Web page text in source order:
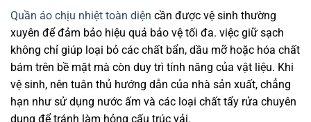
Quần áo chịu nhiệt toàn diện cần được vệ sinh thường
xuyên để đảm bảo hiệu quả bảo vệ tối đa. việc giữ sạch
không chỉ giúp loại bỏ các chất bẩn, dầu mỡ hoặc hóa chất
bám trên bề mặt mà còn duy trì tính năng của vật liệu. Khi
vệ sinh, nên tuân thủ hướng dẫn của nhà sản xuất, chẳng
hạn như sử dụng nước ấm và các loại chất tẩy rửa chuyên
dụng để tránh làm hỏng cấu trúc vải.